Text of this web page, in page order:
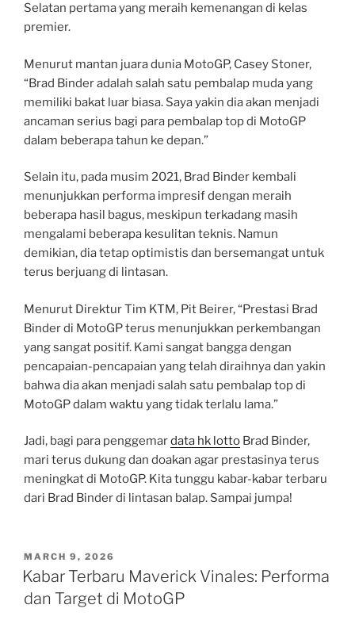
Selatan pertama yang meraih kemenangan di kelas
premier.
Menurut mantan juara dunia MotoGP, Casey Stoner,
“Brad Binder adalah salah satu pembalap muda yang
memiliki bakat luar biasa. Saya yakin dia akan menjadi
ancaman serius bagi para pembalap top di MotoGP
dalam beberapa tahun ke depan.”
Selain itu, pada musim 2021, Brad Binder kembali
menunjukkan performa impresif dengan meraih
beberapa hasil bagus, meskipun terkadang masih
mengalami beberapa kesulitan teknis. Namun
demikian, dia tetap optimistis dan bersemangat untuk
terus berjuang di lintasan.
Menurut Direktur Tim KTM, Pit Beirer, “Prestasi Brad
Binder di MotoGP terus menunjukkan perkembangan
yang sangat positif. Kami sangat bangga dengan
pencapaian-pencapaian yang telah diraihnya dan yakin
bahwa dia akan menjadi salah satu pembalap top di
MotoGP dalam waktu yang tidak terlalu lama.”
Jadi, bagi para penggemardata hk lotto Brad Binder,
mari terus dukung dan doakan agar prestasinya terus
meningkat di MotoGP. Kita tunggu kabar-kabar terbaru
dari Brad Binder di lintasan balap. Sampai jumpa!
POSTED
ON
MARCH 9, 2026
Kabar Terbaru Maverick Vinales: Performa
dan Target di MotoGP